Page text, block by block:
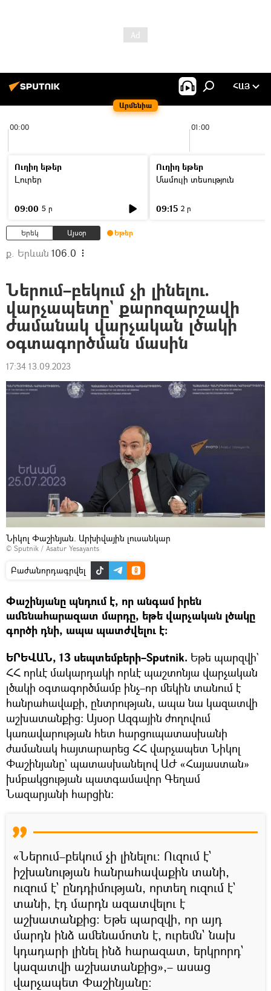
Արմենիա
ՀԱՅ
00:00 01:00
Ուղիղ եթեր
Լուրեր
09:00 5 ր
Ուղիղ եթեր
Մամուլի տեսություն
09:15 2 ր
Երեկ Այսօր Եթեր
ք. Երևան 106.0
Ներում–բեկում չի լինելու.
վարչապետը` քարոզարշավի
ժամանակ վարչական լծակի
օգտագործման մասին
17:34 13.09.2023
Նիկոլ Փաշինյան. Արխիվային լուսանկար
© Sputnik / Asatur Yesayants
Բաժանորդագրվել
Փաշինյանը պնդում է, որ անգամ իրեն
ամենահարազատ մարդը, եթե վարչական լծակը
գործի դնի, ապա պատժվելու է։
ԵՐԵՎԱՆ, 13 սեպտեմբերի–Sputnik. Եթե պարզվի`
ՀՀ որևէ մակարդակի որևէ պաշտոնյա վարչական
լծակի օգտագործմամբ ինչ–որ մեկին տանում է
հանրահավաքի, ընտրության, ապա նա կազատվի
աշխատանքից։ Այսօր Ազգային ժողովում
կառավարության հետ հարցուպատասխանի
ժամանակ հայտարարեց ՀՀ վարչապետ Նիկոլ
Փաշինյանը` պատասխանելով ԱԺ «Հայաստան»
խմբակցության պատգամավոր Գեղամ
Նազարյանի հարցին։
«Ներում–բեկում չի լինելու։ Ուզում է`
իշխանության հանրահավաքին տանի,
ուզում է` ընդդիմության, որտեղ ուզում է`
տանի, էդ մարդն ազատվելու է
աշխատանքից։ Եթե պարզվի, որ այդ
մարդն ինձ ամենամոտն է, ուրեմն` նախ
կդադարի լինել ինձ հարազատ, երկրորդ`
կազատվի աշխատանքից»,– ասաց
վարչապետ Փաշինյանը։